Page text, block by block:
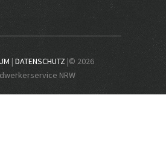
| DATENSCHUTZ |© 2026
NRW